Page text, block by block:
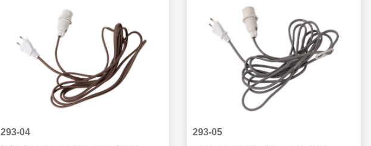
293-04
293-05